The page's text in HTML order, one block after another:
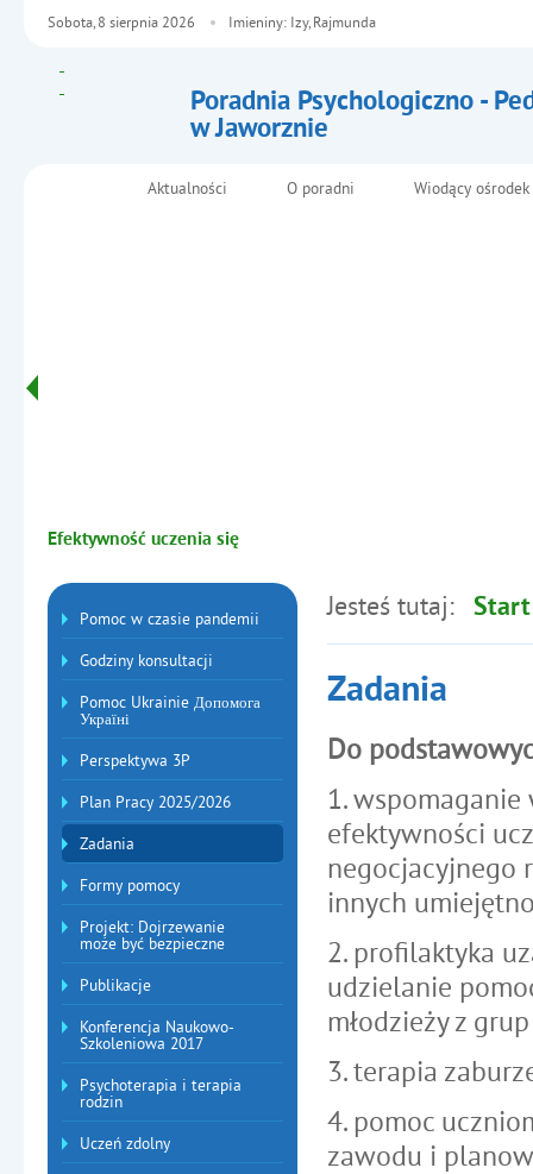
Poradnia Psychologiczno -
w Jaworznie
Sobota, 8 sierpnia 2026 Imieniny: Izy, Rajmunda
Menu główneAktualności O poradni Wiodący ośrodek
Efektywność uczenia się
Menu dodatkowe
Pomoc w czasie pandemii
Godziny konsultacji
Pomoc Ukrainie Допомога
Україні
Perspektywa 3P
Plan Pracy 2025/2026
Zadania
Formy pomocy
Projekt: Dojrzewanie
może być bezpieczne
Publikacje
Konferencja Naukowo-
Szkoleniowa 2017
Psychoterapia i terapia
rodzin
Uczeń zdolny
Jesteś tutaj: Start
Zadania
Do
1.
efektywności
negocjacyjnego
innych
2. profilaktyka
udzielanie
młodzieży z
3. terapia
4. pomoc
zawodu i